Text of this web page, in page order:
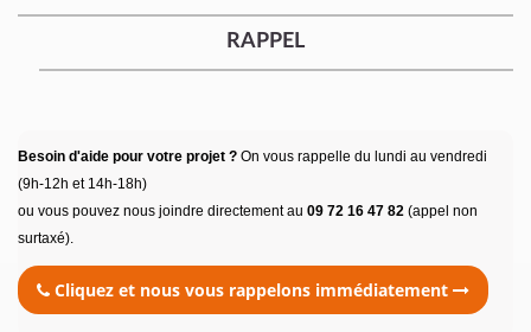
RAPPEL
Besoin d'aide pour votre projet ? On vous rappelle du lundi au vendredi
(9h-12h et 14h-18h)
ou vous pouvez nous joindre directement au 09 72 16 47 82 (appel non
surtaxé).
Cliquez et nous vous rappelons immédiatement